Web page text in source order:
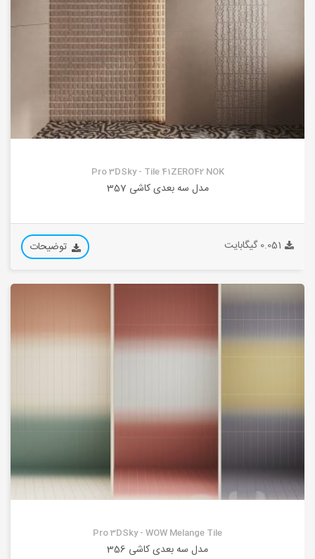
Pro 3DSky - Tile 41ZERO42 NOK
مدل سه بعدی کاشی 357
0.051 گیگابایت توضیحات
Pro 3DSky - WOW Melange Tile
مدل سه بعدی کاشی 356